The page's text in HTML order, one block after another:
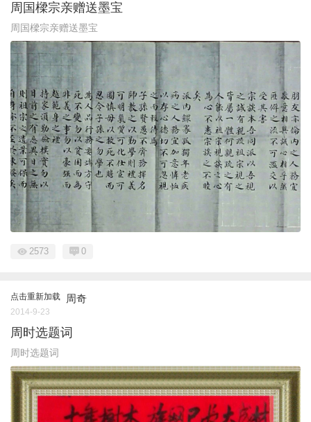
周国樑宗亲赠送墨宝
周国樑宗亲赠送墨宝
2573 0
点击重新加载 周奇
2014-9-23
周时选题词
周时选题词